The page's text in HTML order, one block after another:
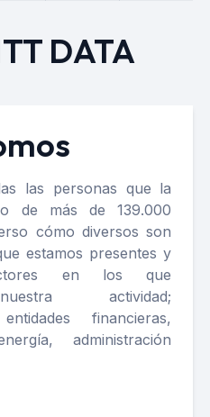
DATA
las personas que la
de más de 139.000
cómo diversos son
estamos presentes y
en los que
actividad;
financieras,
administración